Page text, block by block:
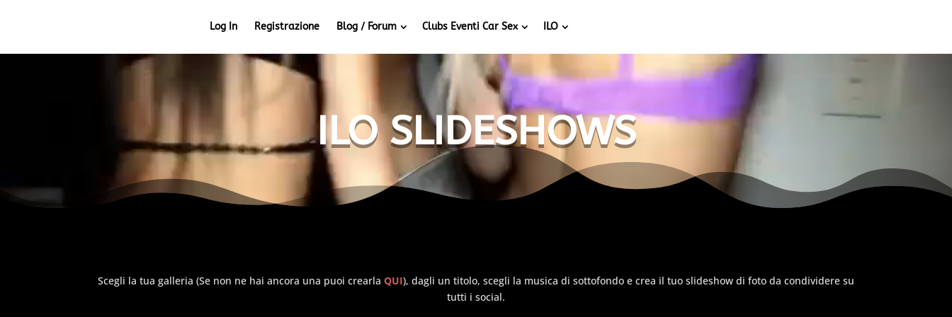
Log In Registrazione Blog / Forum Clubs Eventi Car Sex ILO
ILO SLIDESHOWS
Scegli la tua galleria (Se non ne hai ancora una puoi crearla QUI), dagli un titolo, scegli la musica di sottofondo e crea il tuo slideshow di foto da condividere su
tutti i social.